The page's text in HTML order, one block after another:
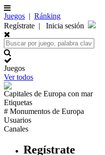
Juegos | Ránking
Regístrate | Inicia sesión
Juegos
Ver todos
Capitales de Europa con mar
Etiquetas
# Monumentos de Europa
Usuarios
Canales
Regístrate